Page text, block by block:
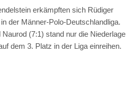
erkämpften sich Rüdiger
der Männer-Polo-Deutschlandliga.
(7:1) stand nur die Niederlage
dem 3. Platz in der Liga einreihen.